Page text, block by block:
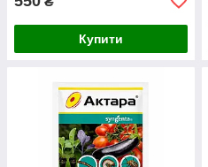
Купити